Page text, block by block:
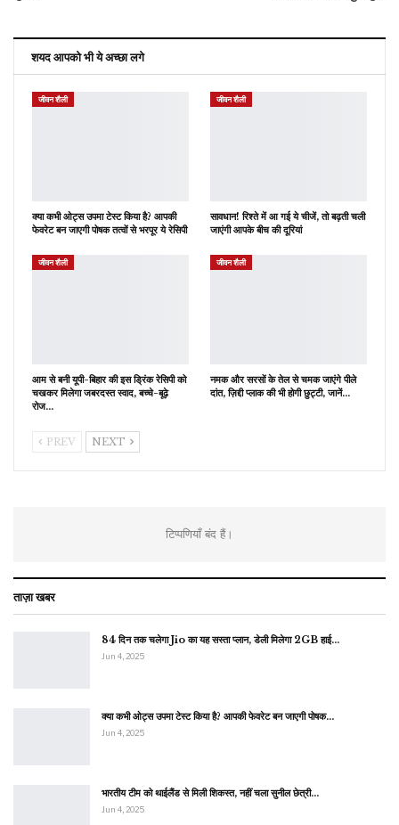
शयद आपको भी ये अच्छा लगे
जीवन शैली
क्या कभी ओट्स उपमा टेस्ट किया है? आपकी
फेवरेट बन जाएगी पोषक तत्वों से भरपूर ये रेसिपी
जीवन शैली
सावधान! रिश्ते में आ गई ये चीजें, तो बढ़ती चली
जाएंगी आपके बीच की दूरियां
जीवन शैली
आम से बनी यूपी-बिहार की इस ड्रिंक रेसिपी को
चखकर मिलेगा जबरदस्त स्वाद, बच्चे-बूढ़े
रोज…
जीवन शैली
नमक और सरसों के तेल से चमक जाएंगे पीले
दांत, ज़िद्दी प्लाक की भी होगी छुट्टी, जानें…
PREV NEXT
टिप्पणियाँ बंद हैं।
ताज़ा खबर
84 दिन तक चलेगा Jio का यह सस्ता प्लान, डेली मिलेगा 2GB हाई…
Jun 4, 2025
क्या कभी ओट्स उपमा टेस्ट किया है? आपकी फेवरेट बन जाएगी पोषक…
Jun 4, 2025
भारतीय टीम को थाईलैंड से मिली शिकस्त, नहीं चला सुनील छेत्री…
Jun 4, 2025